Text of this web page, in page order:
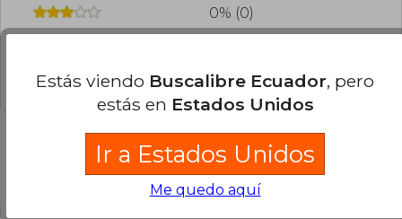
0% (0)
0% (0)
Preguntas frecuentes sobre el libro
Estás viendo Buscalibre Ecuador, pero
estás en Estados Unidos
Ir a Estados Unidos
Me quedo aquí